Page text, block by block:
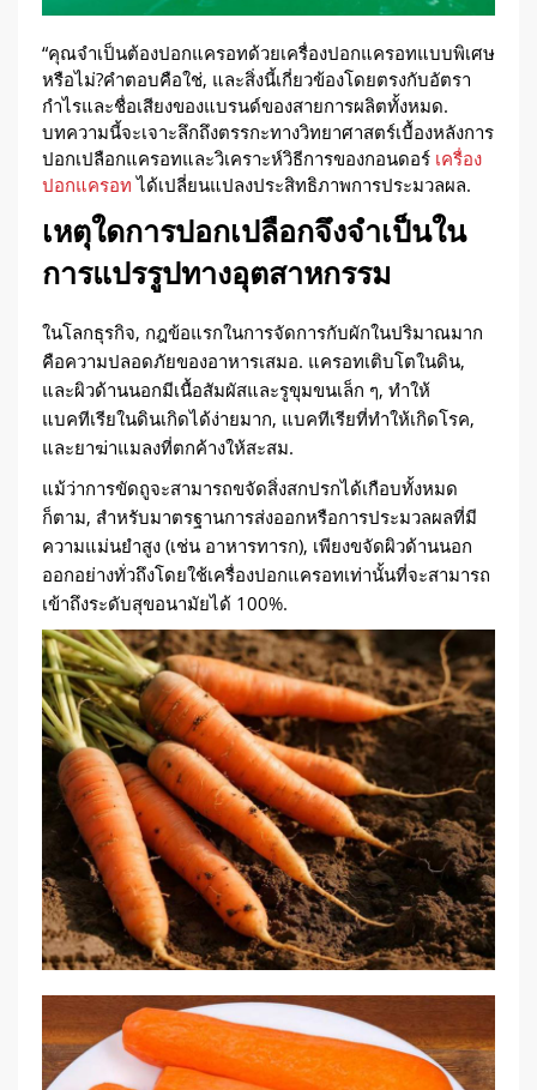
“คุณจำเป็นต้องปอกแครอทด้วยเครื่องปอกแครอทแบบพิเศษ
หรือไม่?คำตอบคือใช่, และสิ่งนี้เกี่ยวข้องโดยตรงกับอัตรา
กำไรและชื่อเสียงของแบรนด์ของสายการผลิตทั้งหมด.
บทความนี้จะเจาะลึกถึงตรรกะทางวิทยาศาสตร์เบื้องหลังการ
ปอกเปลือกแครอทและวิเคราะห์วิธีการของกอนดอร์ เครื่อง
ปอกแครอท ได้เปลี่ยนแปลงประสิทธิภาพการประมวลผล.
เหตุใดการปอกเปลือกจึงจำเป็นใน
การแปรรูปทางอุตสาหกรรม
ในโลกธุรกิจ, กฎข้อแรกในการจัดการกับผักในปริมาณมาก
คือความปลอดภัยของอาหารเสมอ. แครอทเติบโตในดิน,
และผิวด้านนอกมีเนื้อสัมผัสและรูขุมขนเล็ก ๆ, ทำให้
แบคทีเรียในดินเกิดได้ง่ายมาก, แบคทีเรียที่ทำให้เกิดโรค,
และยาฆ่าแมลงที่ตกค้างให้สะสม.
แม้ว่าการขัดถูจะสามารถขจัดสิ่งสกปรกได้เกือบทั้งหมด
ก็ตาม, สำหรับมาตรฐานการส่งออกหรือการประมวลผลที่มี
ความแม่นยำสูง (เช่น อาหารทารก), เพียงขจัดผิวด้านนอก
ออกอย่างทั่วถึงโดยใช้เครื่องปอกแครอทเท่านั้นที่จะสามารถ
เข้าถึงระดับสุขอนามัยได้ 100%.